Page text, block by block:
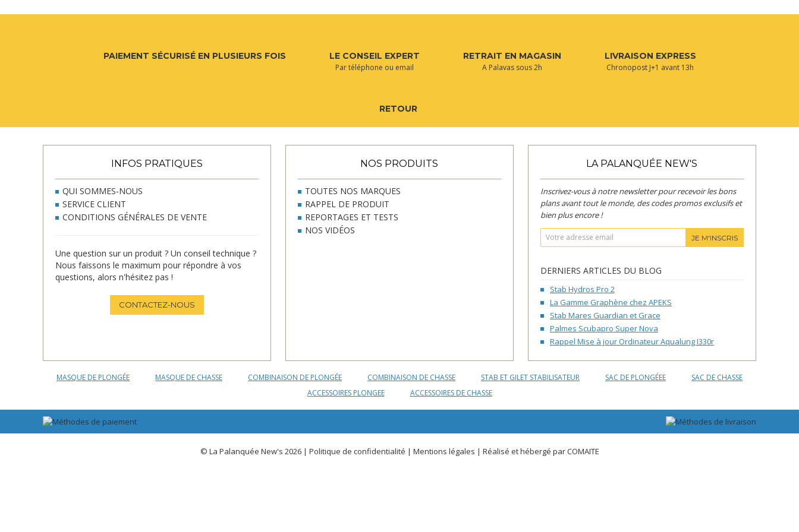
PAIEMENT SÉCURISÉ EN PLUSIEURS FOIS LE CONSEIL EXPERT
Par téléphone ou email
RETRAIT EN MAGASIN
A Palavas sous 2h
LIVRAISON EXPRESS
Chronopost J+1 avant 13h
RETOUR
INFOS PRATIQUES
QUI SOMMES-NOUS
SERVICE CLIENT
CONDITIONS GÉNÉRALES DE VENTE
Une question sur un produit ? Un conseil technique ?
Nous faissons le maximum pour répondre à vos
questions, alors n'hésitez pas !
CONTACTEZ-NOUS
NOS PRODUITS
TOUTES NOS MARQUES
RAPPEL DE PRODUIT
REPORTAGES ET TESTS
NOS VIDÉOS
LA PALANQUÉE NEW'S
Inscrivez-vous à notre newsletter pour recevoir les bons
plans avant tout le monde, des codes promos exclusifs et
bien plus encore !
JE M'INSCRIS
DERNIERS ARTICLES DU BLOG
Stab Hydros Pro 2
La Gamme Graphène chez APEKS
Stab Mares Guardian et Grace
Palmes Scubapro Super Nova
Rappel Mise à jour Ordinateur Aqualung I330r
MASQUE DE PLONGÉE MASQUE DE CHASSE COMBINAISON DE PLONGÉE COMBINAISON DE CHASSE STAB ET GILET STABILISATEUR SAC DE PLONGÉEE
SAC DE CHASSE
ACCESSOIRES PLONGEE
ACCESSOIRES DE CHASSE
© La Palanquée New's 2026 | Politique de confidentialité | Mentions légales | Réalisé et hébergé parCOMAITE